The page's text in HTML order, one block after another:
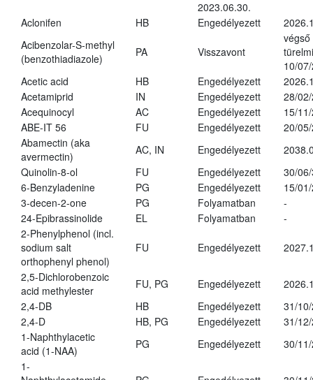
2023.06.30.
Aclonifen
HB Engedélyezett
Acibenzolar-S-methyl
(benzothiadiazole)
PA Visszavont
végső
10/
Acetic acid
HB Engedélyezett
Acetamiprid
IN Engedélyezett
28/
Acequinocyl
AC Engedélyezett
15/
ABE-IT 56
FU Engedélyezett
20/
Abamectin (aka
avermectin)
AC, IN Engedélyezett
Quinolin-8-ol
FU Engedélyezett
30/
6-Benzyladenine
PG Engedélyezett
15/
3-decen-2-one
PG Folyamatban
-
24-Epibrassinolide
EL Folyamatban
-
2-Phenylphenol (incl.
sodium salt
orthophenyl phenol)
FU Engedélyezett
2,5-Dichlorobenzoic
acid methylester
FU, PG Engedélyezett
2,4-DB
HB Engedélyezett
31/
2,4-D
HB, PG Engedélyezett
31/
1-Naphthylacetic
acid (1-NAA)
PG Engedélyezett
30/
1-